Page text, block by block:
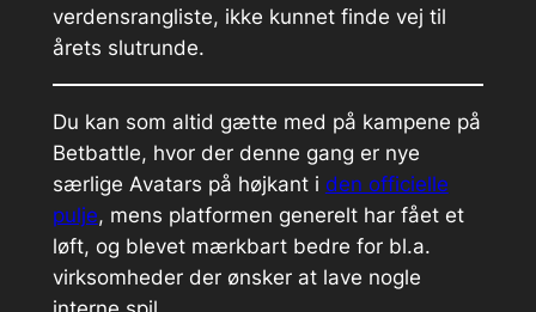
verdensrangliste, ikke kunnet finde vej til
årets slutrunde.
Du kan som altid gætte med på kampene på
Betbattle, hvor der denne gang er nye
særlige Avatars på højkant i den officielle
pulje, mens platformen generelt har fået et
løft, og blevet mærkbart bedre for bl.a.
virksomheder der ønsker at lave nogle